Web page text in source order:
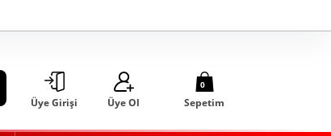
Üye Girişi Üye Ol
0
Sepetim